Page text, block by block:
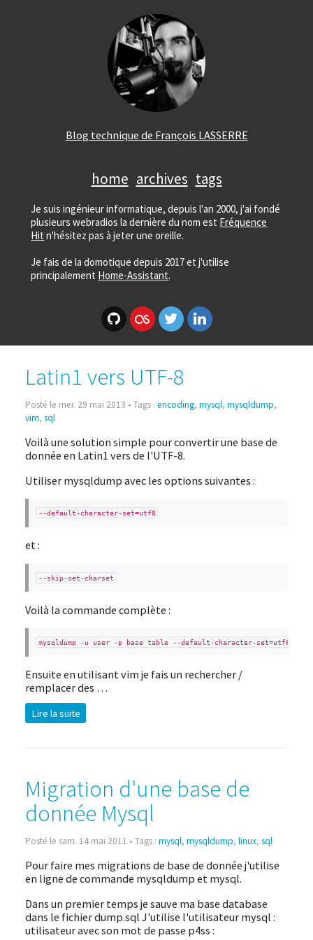
Blog technique de François LASSERRE
home archives tags
Je suis ingénieur informatique, depuis l'an 2000, j'ai fondé
plusieurs webradios la dernière du nom est Fréquence
Hit n'hésitez pas à jeter une oreille.
Je fais de la domotique depuis 2017 et j'utilise
principalement Home-Assistant.
Latin1 vers UTF-8
Posté le mer. 29 mai 2013 • Tags : encoding, mysql, mysqldump,
vim, sql
Voilà une solution simple pour convertir une base de
donnée en Latin1 vers de l'UTF-8.
Utiliser mysqldump avec les options suivantes :
--default-character-set=utf8
et :
--skip-set-charset
Voilà la commande complète :
mysqldump -u user -p base table --default-character-set=utf8 --
Ensuite en utilisant vim je fais un rechercher /
remplacer des …
Lire la suite
Migration d'une base de
donnée Mysql
Posté le sam. 14 mai 2011 • Tags : mysql, mysqldump, linux, sql
Pour faire mes migrations de base de donnée j'utilise
en ligne de commande mysqldump et mysql.
Dans un premier temps je sauve ma base database
dans le fichier dump.sql J'utilise l'utilisateur mysql :
utilisateur avec son mot de passe p4ss :